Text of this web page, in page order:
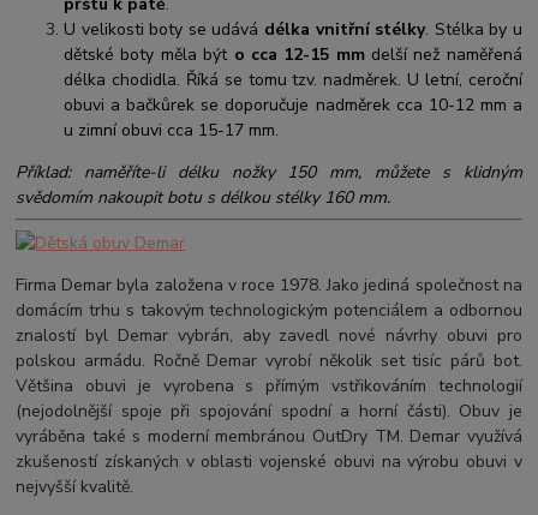
U velikosti boty se udává délka vnitřní stélky. Stélka by u
dětské boty měla být o cca 12-15 mmdelší než naměřená
délka chodidla. Říká se tomu tzv. nadměrek. U letní, ceroční
obuvi a bačkůrek se doporučuje nadměrek cca 10-12 mm a
u zimní obuvi cca 15-17 mm.
Příklad: naměříte-li délku nožky 150 mm, můžete s klidným
svědomím nakoupit botu s délkou stélky 160 mm.
Firma Demar byla založena v roce 1978. Jako jediná společnost na
domácím trhu s takovým technologickým potenciálem a odbornou
znalostí byl Demar vybrán, aby zavedl nové návrhy obuvi pro
polskou armádu. Ročně Demar vyrobí několik set tisíc párů bot.
Většina obuvi je vyrobena s přímým vstřikováním technologií
(nejodolnější spoje při spojování spodní a horní části). Obuv je
vyráběna také s moderní membránou OutDry TM. Demar využívá
zkušeností získaných v oblasti vojenské obuvi na výrobu obuvi v
nejvyšší kvalitě.